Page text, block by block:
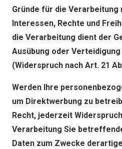
Gründe für die Verarbeitung
Interessen, Rechte und
die Verarbeitung dient der
Ausübung oder
(Widerspruch nach Art. 21
Werden Ihre
um Direktwerbung zu
Recht, jederzeit
Verarbeitung Sie
Daten zum Zwecke